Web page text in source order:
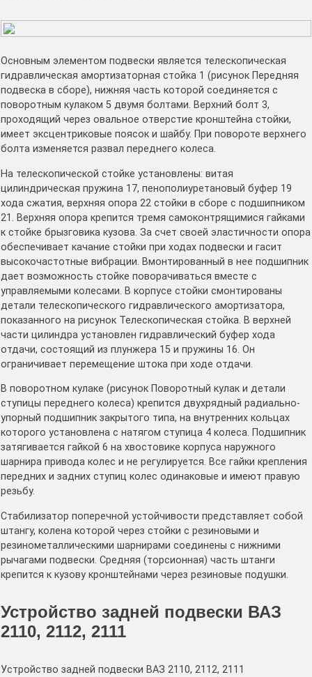
Основным элементом подвески является телескопическая
гидравлическая амортизаторная стойка 1 (рисунок Передняя
подвеска в сборе), нижняя часть которой соединяется с
поворотным кулаком 5 двумя болтами. Верхний болт 3,
проходящий через овальное отверстие кронштейна стойки,
имеет эксцентриковые поясок и шайбу. При повороте верхнего
болта изменяется развал переднего колеса.
На телескопической стойке установлены: витая
цилиндрическая пружина 17, пенополиуретановый буфер 19
хода сжатия, верхняя опора 22 стойки в сборе с подшипником
21. Верхняя опора крепится тремя самоконтрящимися гайками
к стойке брызговика кузова. За счет своей эластичности опора
обеспечивает качание стойки при ходах подвески и гасит
высокочастотные вибрации. Вмонтированный в нее подшипник
дает возможность стойке поворачиваться вместе с
управляемыми колесами. В корпусе стойки смонтированы
детали телескопического гидравлического амортизатора,
показанного на рисунок Телескопическая стойка. В верхней
части цилиндра установлен гидравлический буфер хода
отдачи, состоящий из плунжера 15 и пружины 16. Он
ограничивает перемещение штока при ходе отдачи.
В поворотном кулаке (рисунок Поворотный кулак и детали
ступицы переднего колеса) крепится двухрядный радиально-
упорный подшипник закрытого типа, на внутренних кольцах
которого установлена с натягом ступица 4 колеса. Подшипник
затягивается гайкой 6 на хвостовике корпуса наружного
шарнира привода колес и не регулируется. Все гайки крепления
передних и задних ступиц колес одинаковые и имеют правую
резьбу.
Стабилизатор поперечной устойчивости представляет собой
штангу, колена которой через стойки с резиновыми и
резинометаллическими шарнирами соединены с нижними
рычагами подвески. Средняя (торсионная) часть штанги
крепится к кузову кронштейнами через резиновые подушки.
Устройство задней подвески ВАЗ
2110, 2112, 2111
Устройство задней подвески ВАЗ 2110, 2112, 2111